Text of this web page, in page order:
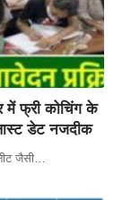
फ्री कोचिंग के
डेट नजदीक
जैसी…